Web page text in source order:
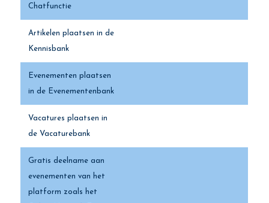
Chatfunctie
Artikelen plaatsen in de
Kennisbank
Evenementen plaatsen
in de Evenementenbank
Vacatures plaatsen in
de Vacaturebank
Gratis deelname aan
evenementen van het
platform zoals het